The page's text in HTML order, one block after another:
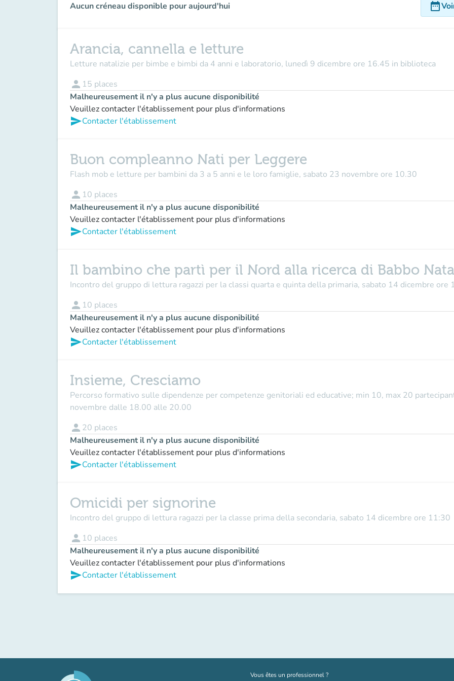
Aucun créneau disponible pour aujourd'hui date_range
Arancia, cannella e letture
Letture natalizie per bimbe e bimbi da 4 anni e laboratorio, lunedì 9 dicembre ore 16.45 in biblioteca
person 15 places
Malheureusement il n'y a plus aucune disponibilité
Veuillez contacter l'établissement pour plus d'informations
sendContacter l'établissement
Buon compleanno Nati per Leggere
Flash mob e letture per bambini da 3 a 5 anni e le loro famiglie, sabato 23 novembre ore 10.30
person 10 places
Malheureusement il n'y a plus aucune disponibilité
Veuillez contacter l'établissement pour plus d'informations
sendContacter l'établissement
Il bambino che partì per il Nord alla ricerca di Babbo
Incontro del gruppo di lettura ragazzi per la classi quarta e quinta della primaria, sabato 14 dicembre ore
person 10 places
Malheureusement il n'y a plus aucune disponibilité
Veuillez contacter l'établissement pour plus d'informations
sendContacter l'établissement
Insieme, Cresciamo
Percorso formativo sulle dipendenze per competenze genitoriali ed educative; min 10, max 20
novembre dalle 18.00 alle 20.00
person 20 places
Malheureusement il n'y a plus aucune disponibilité
Veuillez contacter l'établissement pour plus d'informations
sendContacter l'établissement
Omicidi per signorine
Incontro del gruppo di lettura ragazzi per la classe prima della secondaria, sabato 14 dicembre ore 11:30
person 10 places
Malheureusement il n'y a plus aucune disponibilité
Veuillez contacter l'établissement pour plus d'informations
sendContacter l'établissement
Vous êtes un professionnel ?(nouvel onglet)